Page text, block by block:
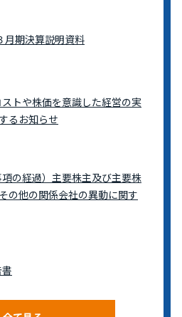
月期決算説明資料
ストや株価を意識した経営の実
るお知らせ
項の経過）主要株主及び主要株
の他の関係会社の異動に関す